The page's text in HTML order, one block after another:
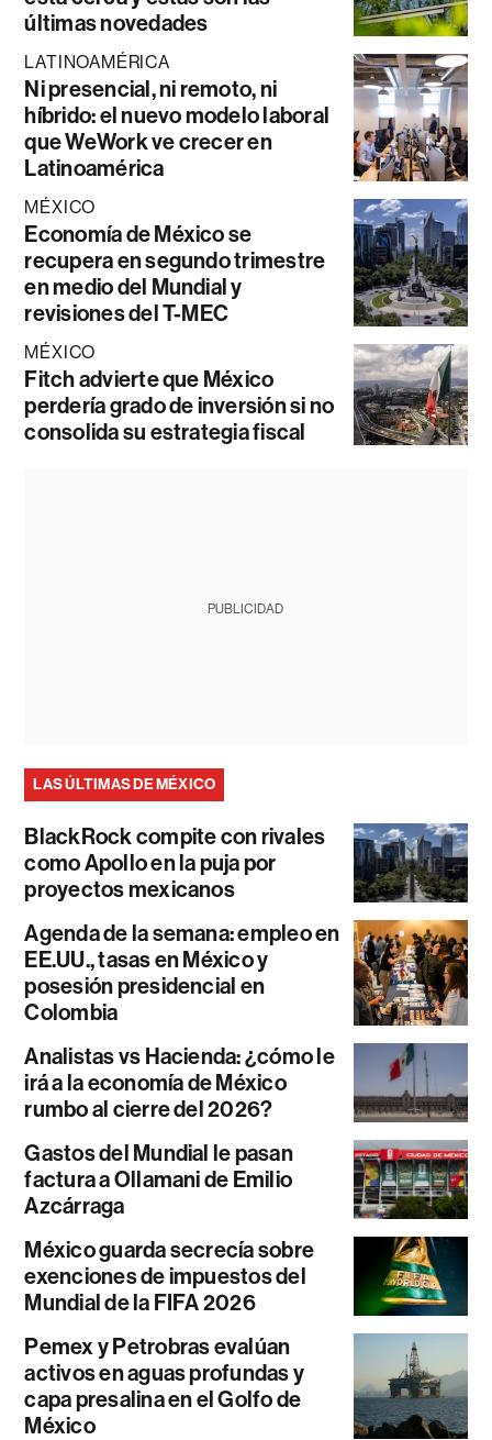
últimas novedades
LATINOAMÉRICA
Ni presencial, ni remoto, ni
híbrido: el nuevo modelo laboral
que WeWork ve crecer en
Latinoamérica
MÉXICO
Economía de México se
recupera en segundo trimestre
en medio del Mundial y
revisiones del T-MEC
MÉXICO
Fitch advierte que México
perdería grado de inversión si no
consolida su estrategia fiscal
PUBLICIDAD
LAS ÚLTIMAS DE MÉXICO
BlackRock compite con rivales
como Apollo en la puja por
proyectos mexicanos
Agenda de la semana: empleo en
EE.UU., tasas en México y
posesión presidencial en
Colombia
Analistas vs Hacienda: ¿cómo le
irá a la economía de México
rumbo al cierre del 2026?
Gastos del Mundial le pasan
factura a Ollamani de Emilio
Azcárraga
México guarda secrecía sobre
exenciones de impuestos del
Mundial de la FIFA 2026
Pemex y Petrobras evalúan
activos en aguas profundas y
capa presalina en el Golfo de
México